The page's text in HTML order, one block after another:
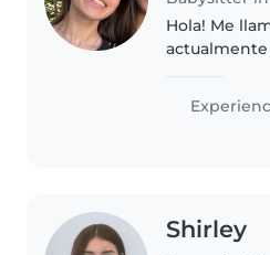
Hola! Me
canguro los
(podría
entre
Shirley